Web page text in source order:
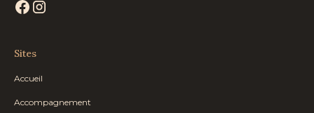
Sites
Accueil
Accompagnement